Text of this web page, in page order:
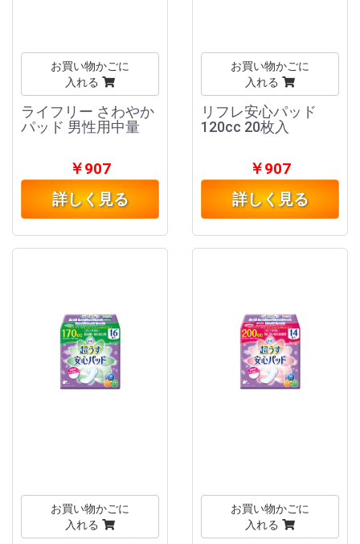
お買い物かごに
入れる
ライフリー さわやか
パッド 男性用中量
￥907
詳しく見る
お買い物かごに
入れる
リフレ安心パッド
120cc 20枚入
￥907
詳しく見る
お買い物かごに
入れる
お買い物かごに
入れる